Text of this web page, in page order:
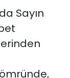
Sayın
ömründe,